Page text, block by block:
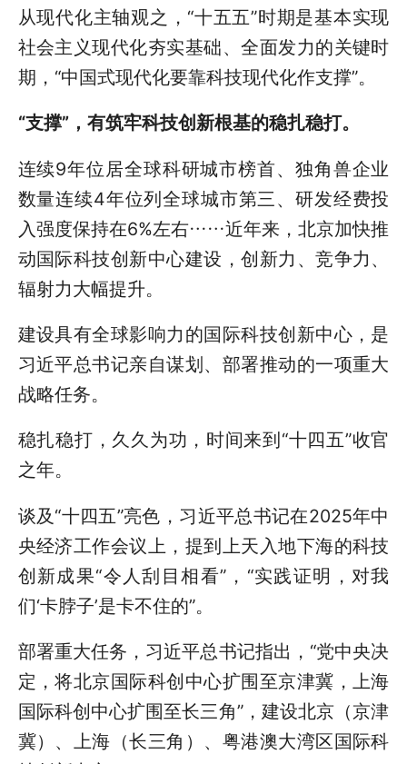
从现代化主轴观之，“十五五”时期是基本实现
社会主义现代化夯实基础、全面发力的关键时
期，“中国式现代化要靠科技现代化作支撑”。
“支撑”，有筑牢科技创新根基的稳扎稳打。
连续9年位居全球科研城市榜首、独角兽企业
数量连续4年位列全球城市第三、研发经费投
入强度保持在6%左右……近年来，北京加快推
动国际科技创新中心建设，创新力、竞争力、
辐射力大幅提升。
建设具有全球影响力的国际科技创新中心，是
习近平总书记亲自谋划、部署推动的一项重大
战略任务。
稳扎稳打，久久为功，时间来到“十四五”收官
之年。
谈及“十四五”亮色，习近平总书记在2025年中
央经济工作会议上，提到上天入地下海的科技
创新成果“令人刮目相看”，“实践证明，对我
们‘卡脖子’是卡不住的”。
部署重大任务，习近平总书记指出，“党中央决
定，将北京国际科创中心扩围至京津冀，上海
国际科创中心扩围至长三角”，建设北京（京津
冀）、上海（长三角）、粤港澳大湾区国际科